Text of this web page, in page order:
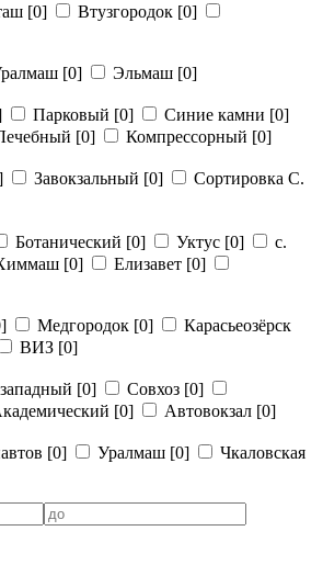
[0] Втузгородок [0]
[0] Эльмаш [0]
Парковый [0] Синие камни [0]
[0] Компрессорный [0]
Завокзальный [0]
Сортировка С.
Ботанический [0] Уктус [0]
с.
[0] Елизавет [0]
Медгородок [0]
Карасьеозёрск
ВИЗ [0]
[0] Совхоз [0]
[0] Автовокзал [0]
[0] Уралмаш [0]
Чкаловская